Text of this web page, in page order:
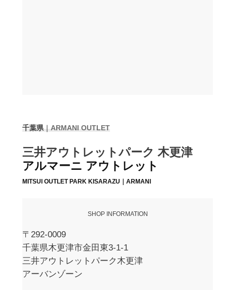
千葉県｜ ARMANI OUTLET
三井アウトレットパーク 木更津
アルマーニ アウトレット
MITSUI OUTLET PARK KISARAZU｜ARMANI
SHOP INFORMATION
〒292-0009
千葉県木更津市金田東3-1-1
三井アウトレットパーク木更津
アーバンゾーン